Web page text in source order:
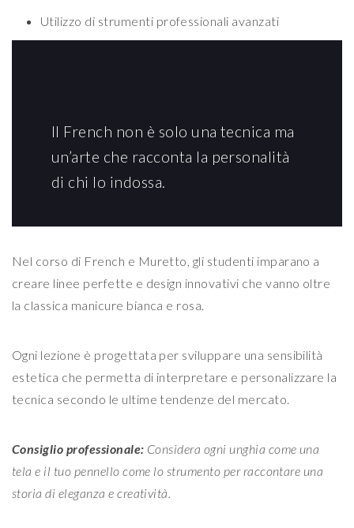
Utilizzo di strumenti professionali avanzati
Il French non è solo una tecnica ma
un’arte che racconta la personalità
di chi lo indossa.
Nel corso di French e Muretto, gli studenti imparano a
creare linee perfette e design innovativi che vanno oltre
la classica manicure bianca e rosa.
Ogni lezione è progettata per sviluppare una sensibilità
estetica che permetta di interpretare e personalizzare la
tecnica secondo le ultime tendenze del mercato.
Consiglio professionale: Considera ogni unghia come una
tela e il tuo pennello come lo strumento per raccontare una
storia di eleganza e creatività.